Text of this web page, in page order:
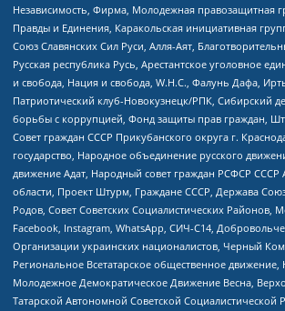
Независимость, Фирма, Молодежная правозащитная
Правды и Единения, Каракольская инициативная
Союз Славянских Сил Руси, Алля-Аят,
Русская республика Русь, Арестантское уголовное
и свобода, Нация и свобода, W.H.С., Фалунь Дафа,
Патриотический клуб-Новокузнецк/РПК, Сибирский
борьбы с коррупцией, Фонд защиты прав граждан,
Совет граждан СССР Прикубанского округа г.
государство, Народное объединение русского
движение Адат, Народный совет граждан РСФСР СССР
области, Проект Штурм, Граждане СССР, Держава
Родов, Совет Советских Социалистических Районов,
Facebook, Instagram, WhatsApp, СИЧ-С14,
Организации украинских националистов, Черный
Региональное Всетатарское общественное движение,
Молодежное Демократическое Движение Весна,
Татарской Автономной Советской Социалистической